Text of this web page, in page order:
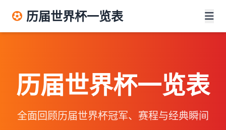
历届世界杯一览表
历届世界杯一览表
全面回顾历届世界杯冠军、赛程与经典瞬间